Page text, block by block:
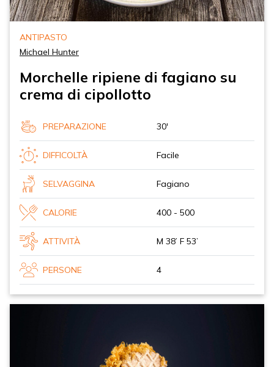
ANTIPASTO
Michael Hunter
Morchelle ripiene di fagiano su
crema di cipollotto
PREPARAZIONE 30'
DIFFICOLTÀ Facile
SELVAGGINA Fagiano
CALORIE 400 - 500
ATTIVITÀ M 38’ F 53’
PERSONE 4